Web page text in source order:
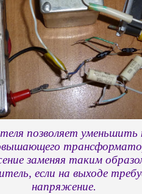
позволяет уменьшить
заменяя таким
если на выходе
напряжение.